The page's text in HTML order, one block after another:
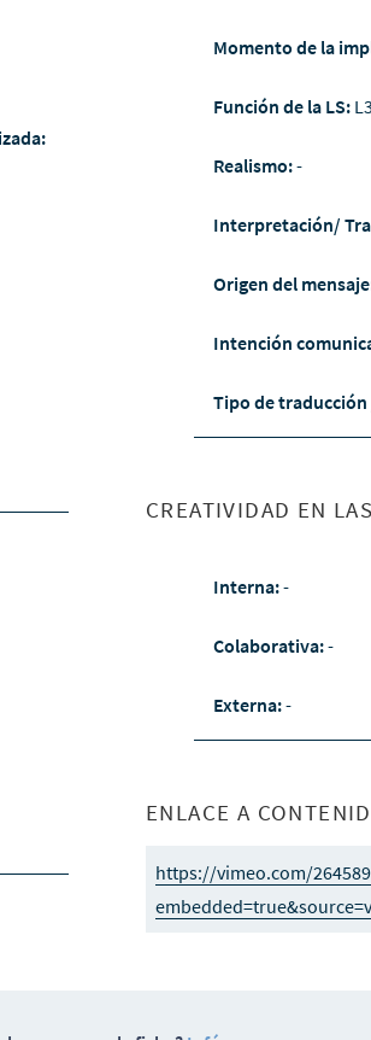
Momento de la
Función de la LS: L3
Realismo:-
Interpretación/
Origen del
Intención
Tipo de
CREATIVIDAD EN
Interna:-
Colaborativa:-
Externa:-
ENLACE A
https://vimeo.com/